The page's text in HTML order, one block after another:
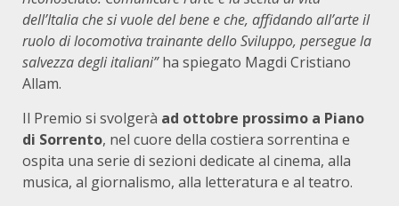
dell’Italia che si vuole del bene e che, affidando all’arte il
ruolo di locomotiva trainante dello Sviluppo, persegue la
salvezza degli italiani”ha spiegato Magdi Cristiano
Allam.
Il Premio si svolgerà ad ottobre prossimo a Piano
di Sorrento, nel cuore della costiera sorrentina e
ospita una serie di sezioni dedicate al cinema, alla
musica, al giornalismo, alla letteratura e al teatro.